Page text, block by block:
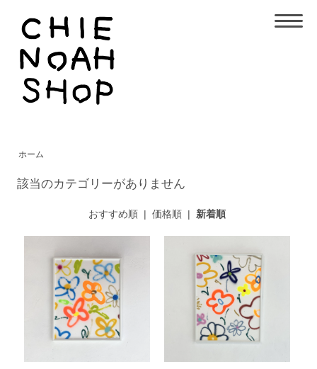
ホーム
該当のカテゴリーがありません
おすすめ順| 価格順| 新着順